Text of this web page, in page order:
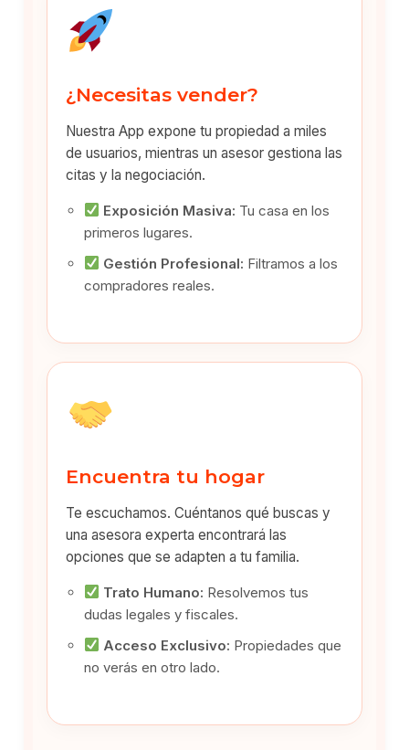
¿Necesitas vender?
Nuestra App expone tu propiedad a miles
de usuarios, mientras un asesor gestiona las
citas y la negociación.
Exposición Masiva: Tu casa en los
primeros lugares.
Gestión Profesional: Filtramos a los
compradores reales.
Encuentra tu hogar
Te escuchamos. Cuéntanos qué buscas y
una asesora experta encontrará las
opciones que se adapten a tu familia.
Trato Humano: Resolvemos tus
dudas legales y fiscales.
Acceso Exclusivo: Propiedades que
no verás en otro lado.